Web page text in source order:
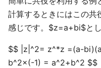
計算するときにはこの共
感じです。$z=a+bi$とし
$$ |z|^2= z^*z =(a-
b^2×(-1) = a^2+b^2 $$